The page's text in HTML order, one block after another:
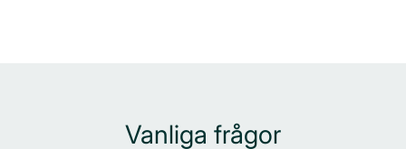
Vanliga frågor